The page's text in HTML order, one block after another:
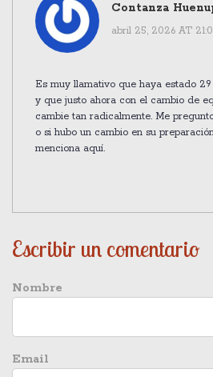
Contanza
abril 25, 2026 AT
Es muy llamativo que haya estado
y que justo ahora con el cambio de
cambie tan radicalmente. Me
o si hubo un cambio en su
menciona aquí.
Escribir un comentario
Nombre
Email